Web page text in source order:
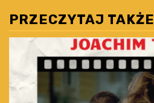
PRZECZYTAJ TAKŻE